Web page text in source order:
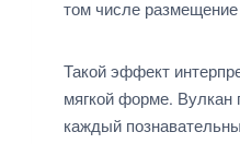
том числе
Такой эффект
мягкой форме. Вулкан
каждый